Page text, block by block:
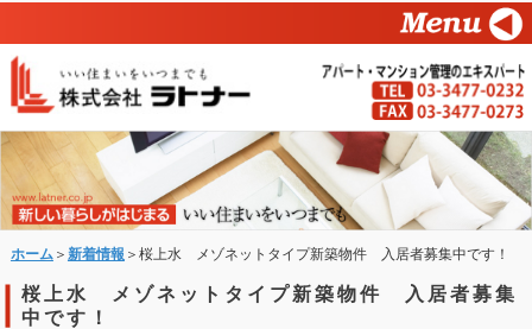
ホーム ＞ 新着情報 ＞桜上水 メゾネットタイプ新築物件 入居者募集中です！
桜上水 メゾネットタイプ新築物件 入居者募集
中です！